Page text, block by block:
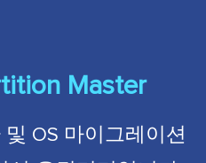
Master
OS 마이그레이션